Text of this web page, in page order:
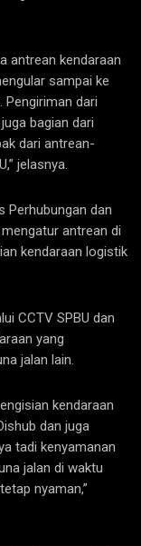
antrean kendaraan
sampai ke
Pengiriman dari
bagian dari
dari antrean-
jelasnya.
Perhubungan dan
antrean di
kendaraan logistik
CCTV SPBU dan
yang
jalan lain.
kendaraan
dan juga
tadi kenyamanan
jalan di waktu
nyaman,”